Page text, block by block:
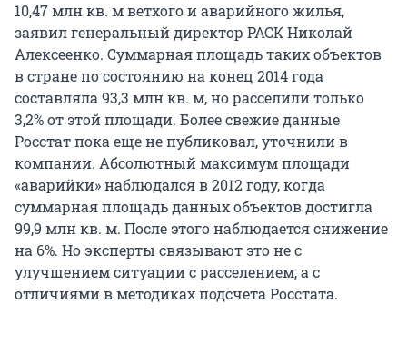
10,47 млн кв. м ветхого и аварийного жилья,
заявил генеральный директор РАСК Николай
Алексеенко. Суммарная площадь таких объектов
в стране по состоянию на конец 2014 года
составляла 93,3 млн кв. м, но расселили только
3,2% от этой площади. Более свежие данные
Росстат пока еще не публиковал, уточнили в
компании. Абсолютный максимум площади
«аварийки» наблюдался в 2012 году, когда
суммарная площадь данных объектов достигла
99,9 млн кв. м. После этого наблюдается снижение
на 6%. Но эксперты связывают это не с
улучшением ситуации с расселением, а с
отличиями в методиках подсчета Росстата.